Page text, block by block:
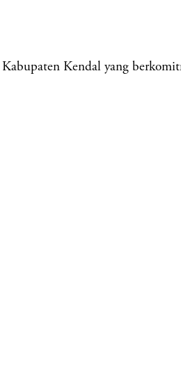
Kendal yang